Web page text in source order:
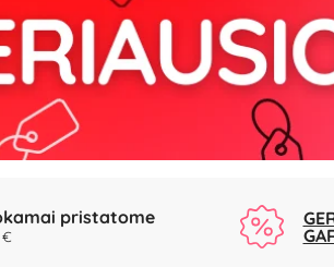
pristatome
€